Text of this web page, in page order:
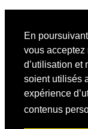
En
vous
d’utilisation et
soient utilisés
expérience
contenus